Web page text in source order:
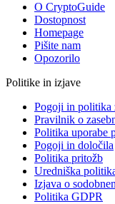
O CryptoGuide
Dostopnost
Homepage
Pišite nam
Opozorilo
Politike in izjave
Pogoji in politika
Pravilnik o
Politika uporabe
Pogoji in določila
Politika pritožb
Uredniška
Izjava o
Politika GDPR